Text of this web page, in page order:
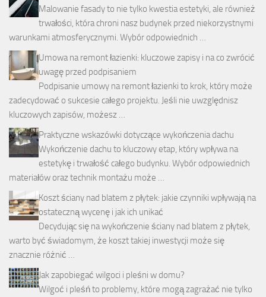
Malowanie fasady to nie tylko kwestia estetyki, ale również
trwałości, która chroni nasz budynek przed niekorzystnymi
warunkami atmosferycznymi. Wybór odpowiednich …
Umowa na remont łazienki: kluczowe zapisy i na co zwrócić
uwagę przed podpisaniem
Podpisanie umowy na remont łazienki to krok, który może
zadecydować o sukcesie całego projektu. Jeśli nie uwzględnisz
kluczowych zapisów, możesz …
Praktyczne wskazówki dotyczące wykończenia dachu
Wykończenie dachu to kluczowy etap, który wpływa na
estetykę i trwałość całego budynku. Wybór odpowiednich
materiałów oraz technik montażu może …
Koszt ściany nad blatem z płytek: jakie czynniki wpływają na
ostateczną wycenę i jak ich unikać
Decydując się na wykończenie ściany nad blatem z płytek,
warto być świadomym, że koszt takiej inwestycji może się
znacznie różnić …
Jak zapobiegać wilgoci i pleśni w domu?
Wilgoć i pleśń to problemy, które mogą zagrażać nie tylko